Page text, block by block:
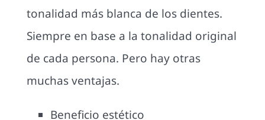
tonalidad más blanca de los dientes.
Siempre en base a la tonalidad original
de cada persona. Pero hay otras
muchas ventajas.
Beneficio estético